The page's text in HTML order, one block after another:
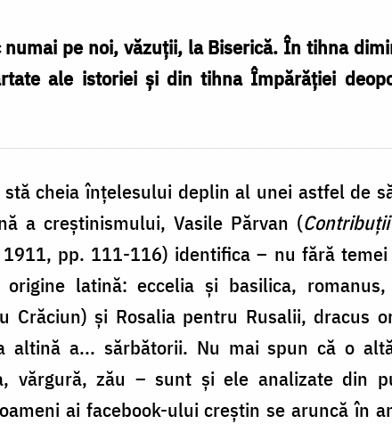
pe noi, văzuții, la Biserică. În tihna
ale istoriei și din tihna Împărăției
cheia înțelesului deplin al unei astfel de
a creștinismului, Vasile Părvan (
pp. 111-116) identifica – nu fără
latină: eccelia și basilica,
Crăciun) și Rosalia pentru Rusalii, dracus
altină a... sărbătorii. Nu mai spun că o
vărgură, zău – sunt și ele analizate din
ai facebook-ului creștin se aruncă în